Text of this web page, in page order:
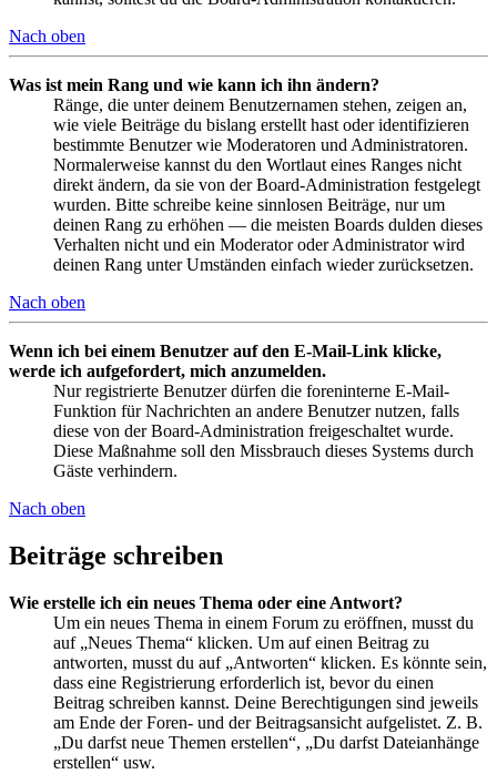
Nach oben
Was ist mein Rang und wie kann ich ihn ändern?
Ränge, die unter deinem Benutzernamen stehen, zeigen an,
wie viele Beiträge du bislang erstellt hast oder identifizieren
bestimmte Benutzer wie Moderatoren und Administratoren.
Normalerweise kannst du den Wortlaut eines Ranges nicht
direkt ändern, da sie von der Board-Administration festgelegt
wurden. Bitte schreibe keine sinnlosen Beiträge, nur um
deinen Rang zu erhöhen — die meisten Boards dulden dieses
Verhalten nicht und ein Moderator oder Administrator wird
deinen Rang unter Umständen einfach wieder zurücksetzen.
Nach oben
Wenn ich bei einem Benutzer auf den E-Mail-Link klicke,
werde ich aufgefordert, mich anzumelden.
Nur registrierte Benutzer dürfen die foreninterne E-Mail-
Funktion für Nachrichten an andere Benutzer nutzen, falls
diese von der Board-Administration freigeschaltet wurde.
Diese Maßnahme soll den Missbrauch dieses Systems durch
Gäste verhindern.
Nach oben
Beiträge schreiben
Wie erstelle ich ein neues Thema oder eine Antwort?
Um ein neues Thema in einem Forum zu eröffnen, musst du
auf „Neues Thema“ klicken. Um auf einen Beitrag zu
antworten, musst du auf „Antworten“ klicken. Es könnte sein,
dass eine Registrierung erforderlich ist, bevor du einen
Beitrag schreiben kannst. Deine Berechtigungen sind jeweils
am Ende der Foren- und der Beitragsansicht aufgelistet. Z. B.
„Du darfst neue Themen erstellen“, „Du darfst Dateianhänge
erstellen“ usw.